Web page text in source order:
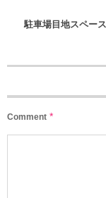
駐車場目地スペー
Comment *